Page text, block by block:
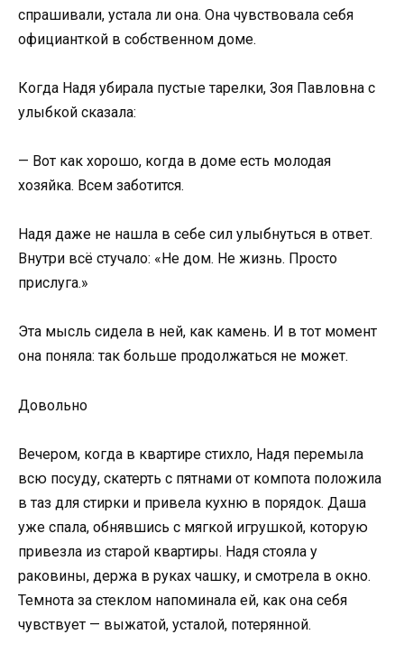
спрашивали, устала ли она. Она чувствовала себя
официанткой в собственном доме.
Когда Надя убирала пустые тарелки, Зоя Павловна с
улыбкой сказала:
— Вот как хорошо, когда в доме есть молодая
хозяйка. Всем заботится.
Надя даже не нашла в себе сил улыбнуться в ответ.
Внутри всё стучало: «Не дом. Не жизнь. Просто
прислуга.»
Эта мысль сидела в ней, как камень. И в тот момент
она поняла: так больше продолжаться не может.
Довольно
Вечером, когда в квартире стихло, Надя перемыла
всю посуду, скатерть с пятнами от компота положила
в таз для стирки и привела кухню в порядок. Даша
уже спала, обнявшись с мягкой игрушкой, которую
привезла из старой квартиры. Надя стояла у
раковины, держа в руках чашку, и смотрела в окно.
Темнота за стеклом напоминала ей, как она себя
чувствует — выжатой, усталой, потерянной.